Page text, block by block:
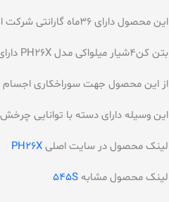
این محصول دارای 36ماه گارانتی شرکت اطلس کوشا است و ساخت کشور المان می باشد
بتن کن4شیار میلواکی مدل PH26X دارای میزان انرژی 2.4ژول در ضربه است و دارای نرخ ضربه4500ضربه در دقیقه است
از این محصول جهت سوراخکاری اجسام
این وسیله دارای دسته با توانایی چرخش 360درجه می باشد و دارای بدنه مقاوم است
لینک محصول در سایت اصلیPH26X
لینک محصول مشابه545S